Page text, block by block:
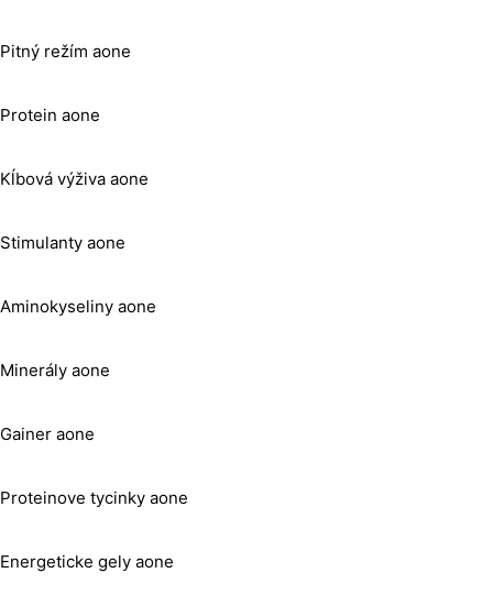
Pitný režím aone
Protein aone
Kĺbová výživa aone
Stimulanty aone
Aminokyseliny aone
Minerály aone
Gainer aone
Proteinove tycinky aone
Energeticke gely aone